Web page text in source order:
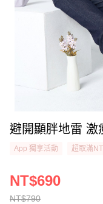
避開顯胖地雷 激
App 獨享活動 超取滿
NT$790
NT$690